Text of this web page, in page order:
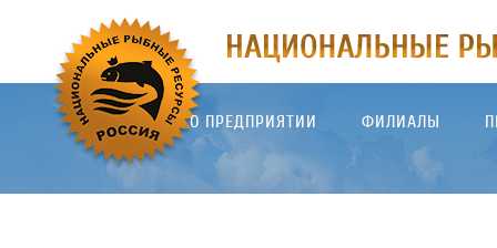
О ПРЕДПРИЯТИИ ФИЛИАЛЫ